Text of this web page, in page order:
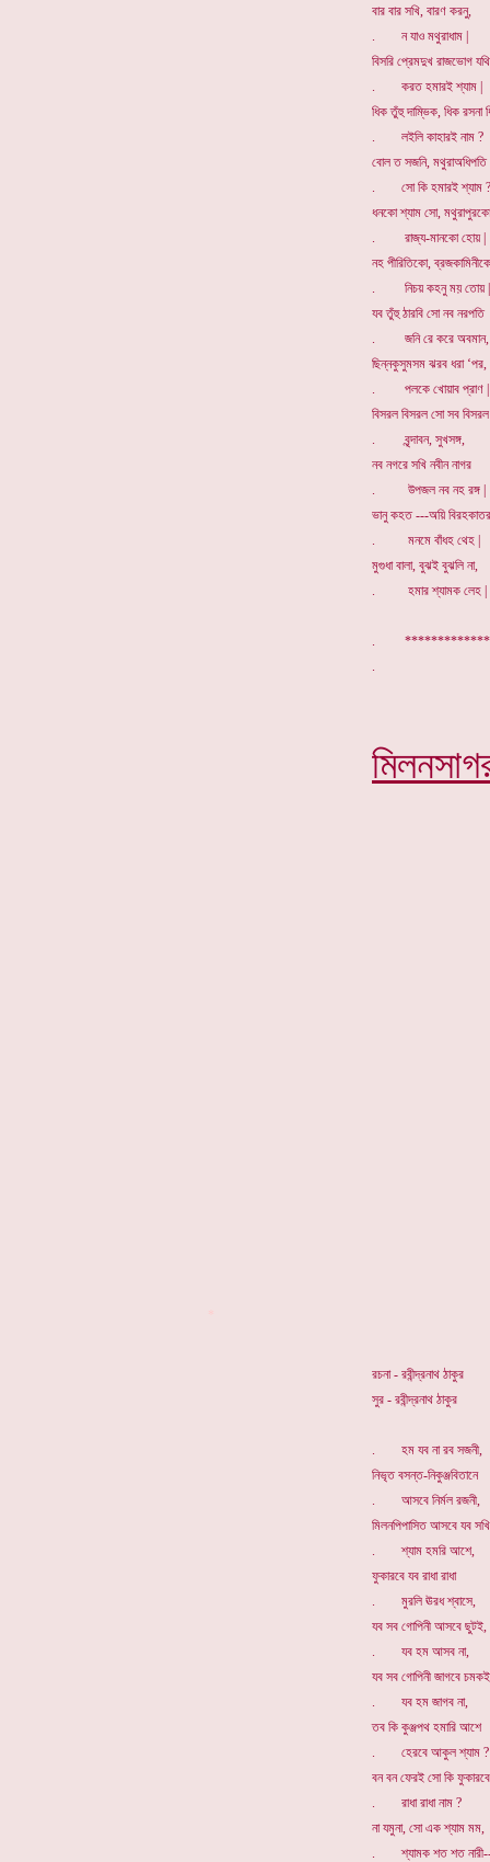
বার বার সখি, বারণ করনু,
. ন যাও মথুরাধাম |
বিসরি প্রেমদুখ রাজভোগ যথি
. করত হমারই শ্যাম |
ধিক তুঁহু দাম্ভিক, ধিক রসনা
. লইলি কাহারই নাম ?
বোল ত সজনি, মথুরাঅধিপতি
. সো কি হমারই শ্যাম ?
ধনকো শ্যাম সো,
. রাজ্য-মানকো হোয় |
নহ পীরিতিকো,
. নিচয় কহনু ময় তোয় |
যব তুঁহু ঠারবি সো নব নরপতি
. জনি রে করে অবমান,
ছিন্নকুসুমসম ঝরব ধরা ‘পর,
. পলকে খোয়াব প্রাণ |
বিসরল বিসরল সো সব বিসরল
. বৃন্দাবন, সুখসঙ্গ,
নব নগরে সখি নবীন নাগর
. উপজল নব নহ রঙ্গ |
ভানু কহত ---অয়ি
. মনমে বাঁধহ থেহ |
মুগুধা বালা, বুঝই বুঝলি না,
. হমার শ্যামক লেহ |
.
রচনা - রবীন্দ্রনাথ ঠাকুর
সুর - রবীন্দ্রনাথ ঠাকুর
. হম যব না রব সজনী,
নিভৃত বসন্ত-নিকুঞ্জবিতানে
. আসবে নির্মল রজনী,
মিলনপিপাসিত আসবে যব সখি
. শ্যাম হমরি আশে,
ফুকারবে যব রাধা রাধা
. মুরলি ঊরধ শ্বাসে,
যব সব গোপিনী আসবে ছুটই,
. যব হম আসব না,
যব সব গোপিনী জাগবে
. যব হম জাগব না,
তব কি কুঞ্জপথ হমারি আশে
. হেরবে আকুল শ্যাম ?
বন বন ফেরই সো কি ফুকারবে
. রাধা রাধা নাম ?
না যমুনা, সো এক শ্যাম মম,
. শ্যামক শত শত